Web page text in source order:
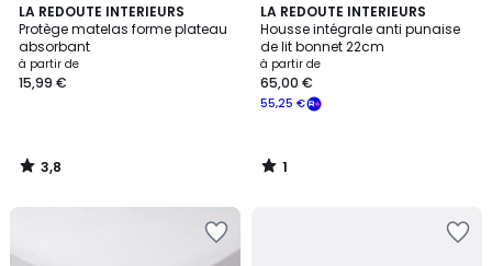
LA REDOUTE INTERIEURS
Protège matelas forme plateau
absorbant
à partir de
15,99 €
3,8
/ 5
3,8
/
LA REDOUTE INTERIEURS
Housse intégrale anti punaise
de lit bonnet 22cm
à partir de
55,25 €
65,00 €
1
/
5
1
/